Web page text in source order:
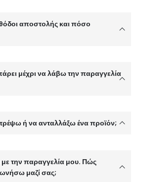
αποστολής και πόσο
μέχρι να λάβω την παραγγελία
ή να ανταλλάξω ένα προϊόν;
την παραγγελία μου. Πώς
μαζί σας;